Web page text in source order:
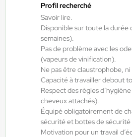
Profil recherché
Savoir lire.
Disponible sur toute la durée
semaines).
Pas de problème avec les
(vapeurs de vinification).
Ne pas être claustrophobe,
Capacité à travailler debout
Respect des règles
cheveux attachés).
Équipé obligatoirement de
sécurité et bottes de
Motivation pour un travail
07/09/26 Au:31/10/26
Yes ! Pamiers
Préparateur de
Auterive , France
Interim
12,31 €/h
10/08/26 Au:31/08/26